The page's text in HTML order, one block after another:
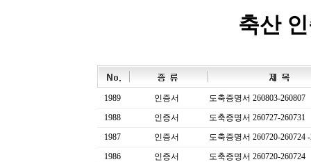
축산
1989 인증서
도축증명서 260803-260807
1988
인증서
도축증명서 260727-260731
1987
인증서
도축증명서 260720-260724
1986
인증서
도축증명서 260720-260724